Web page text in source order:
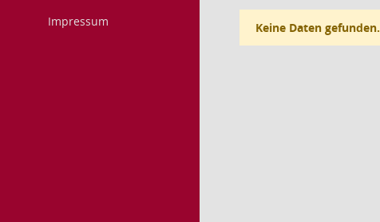
Impressum
Keine Daten gefunden.